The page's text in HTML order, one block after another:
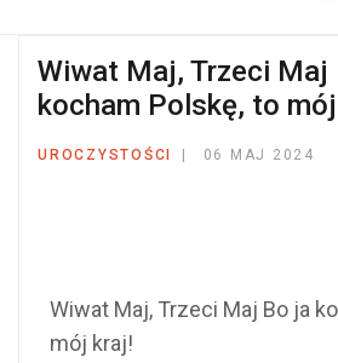
Wiwat Maj, Trzeci Maj
kocham Polskę, to
UROCZYSTOŚCI 06 MAJ 2024
Wiwat Maj, Trzeci Maj Bo ja
mój kraj!